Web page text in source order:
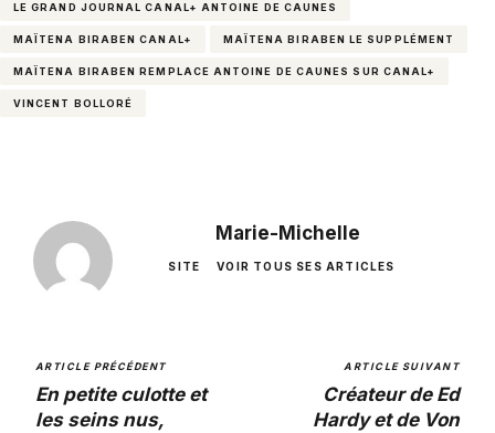
LE GRAND JOURNAL CANAL+ ANTOINE DE CAUNES
MAÏTENA BIRABEN CANAL+ MAÏTENA BIRABEN LE SUPPLÉMENT
MAÏTENA BIRABEN REMPLACE ANTOINE DE CAUNES SUR CANAL+
VINCENT BOLLORÉ
Marie-Michelle
SITE VOIR TOUS SES ARTICLES
ARTICLE PRÉCÉDENT
En petite culotte et
les seins nus,
ARTICLE SUIVANT
Créateur de Ed
Hardy et de Von